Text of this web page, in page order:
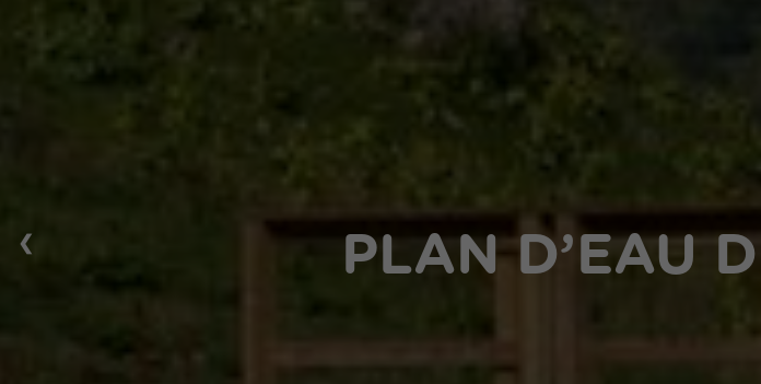
PLAN D’EAU
❮